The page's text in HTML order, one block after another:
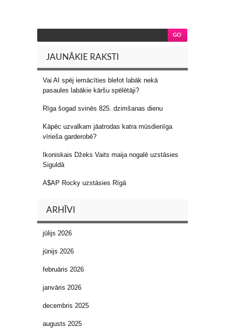
JAUNĀKIE RAKSTI
Vai AI spēj iemācīties blefot labāk nekā
pasaules labākie kāršu spēlētāji?
Rīga šogad svinēs 825. dzimšanas dienu
Kāpēc uzvalkam jāatrodas katra mūsdienīga
vīrieša garderobē?
Ikoniskais Džeks Vaits maija nogalē uzstāsies
Siguldā
A$AP Rocky uzstāsies Rīgā
ARHĪVI
jūlijs 2026
jūnijs 2026
februāris 2026
janvāris 2026
decembris 2025
augusts 2025